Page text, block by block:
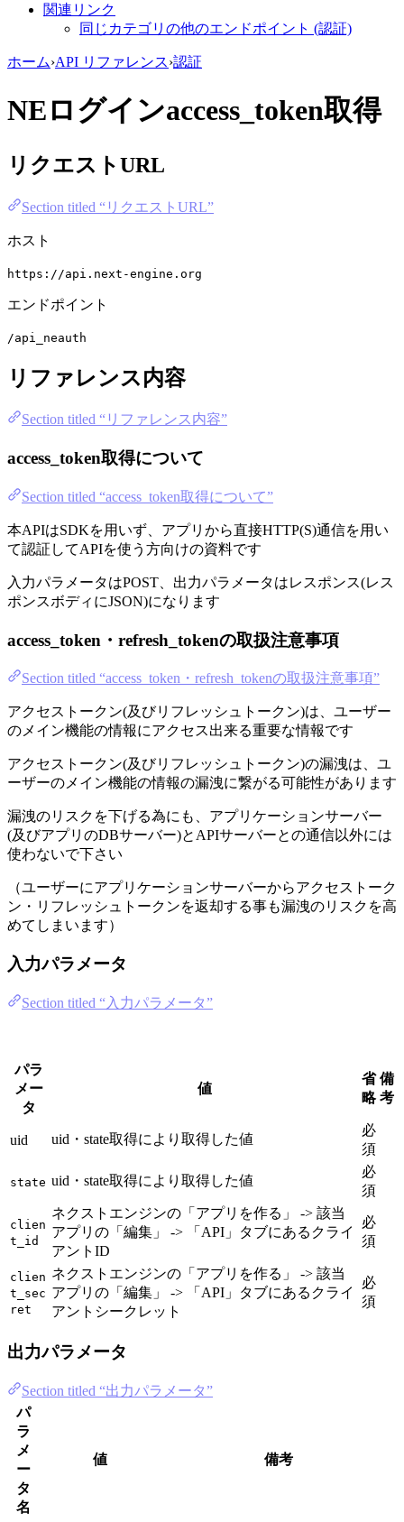
関連リンク
同じカテゴリの他のエンドポイント (認証)
ホーム›API リファレンス›認証
NEログインaccess_token取得
リクエストURL
Section titled “リクエストURL”
ホスト
https://api.next-engine.org
エンドポイント
/api_neauth
リファレンス内容
Section titled “リファレンス内容”
access_token取得について
Section titled “access_token取得について”
本APIはSDKを用いず、アプリから直接HTTP(S)通信を用い
て認証してAPIを使う方向けの資料です
入力パラメータはPOST、出力パラメータはレスポンス(レス
ポンスボディにJSON)になります
access_token・refresh_tokenの取扱注意事項
Section titled “access_token・refresh_tokenの取扱注意事項”
アクセストークン(及びリフレッシュトークン)は、ユーザー
のメイン機能の情報にアクセス出来る重要な情報です
アクセストークン(及びリフレッシュトークン)の漏洩は、ユ
ーザーのメイン機能の情報の漏洩に繋がる可能性があります
漏洩のリスクを下げる為にも、アプリケーションサーバー
(及びアプリのDBサーバー)とAPIサーバーとの通信以外には
使わないで下さい
（ユーザーにアプリケーションサーバーからアクセストーク
ン・リフレッシュトークンを返却する事も漏洩のリスクを高
めてしまいます）
入力パラメータ
Section titled “入力パラメータ”
パラ
メー
タ
値
省
略
備
考
uid uid・state取得により取得した値
必
須
state uid・state取得により取得した値
必
須
clien
t_id
ネクストエンジンの「アプリを作る」 -> 該当
アプリの「編集」 -> 「API」タブにあるクライ
アントID
必
須
clien
t_sec
ret
ネクストエンジンの「アプリを作る」 -> 該当
アプリの「編集」 -> 「API」タブにあるクライ
アントシークレット
必
須
出力パラメータ
Section titled “出力パラメータ”
パ
ラ
メ
ー
タ
名
値 備考